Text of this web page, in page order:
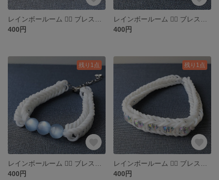
400円
400円
残り1点
400円
残り1点
400円